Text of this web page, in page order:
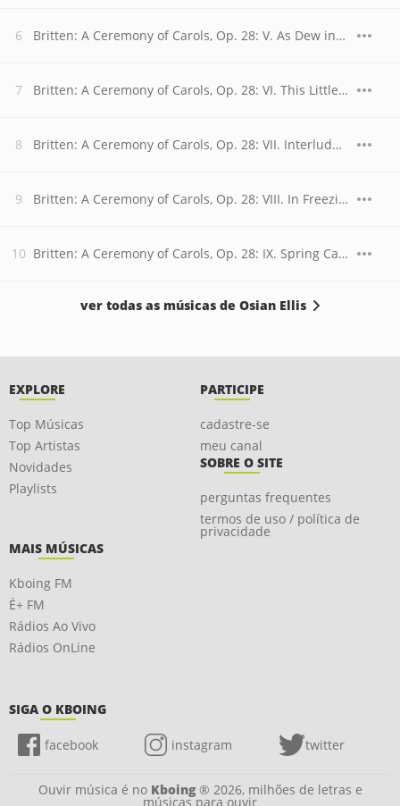
Britten: A Ceremony of Carols, Op. 28: V. As Dew in Aprille
Britten: A Ceremony of Carols, Op. 28: VI. This Little Babe
Britten: A Ceremony of Carols, Op. 28: VII. Interlude. Andante pastorale
Britten: A Ceremony of Carols, Op. 28: VIII. In Freezing Winter Night
Britten: A Ceremony of Carols, Op. 28: IX. Spring Carol
ver todas as músicas de Osian Ellis
EXPLORE
Top Músicas
Top Artistas
Novidades
Playlists
PARTICIPE
cadastre-se
meu canal
SOBRE O SITE
perguntas frequentes
termos de uso / política de
privacidade
MAIS MÚSICAS
Kboing FM
É+ FM
Rádios Ao Vivo
Rádios OnLine
SIGA O KBOING
facebook instagram twitter
Ouvir música é no Kboing® 2026, milhões de letras e
músicas para ouvir